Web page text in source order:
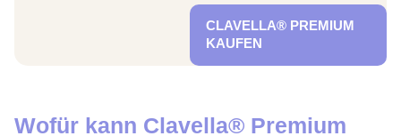
CLAVELLA® PREMIUM
KAUFEN
Wofür kann Clavella® Premium